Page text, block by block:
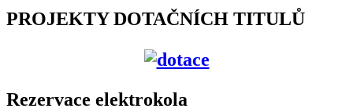
PROJEKTY DOTAČNÍCH TITULŮ
Rezervace elektrokola